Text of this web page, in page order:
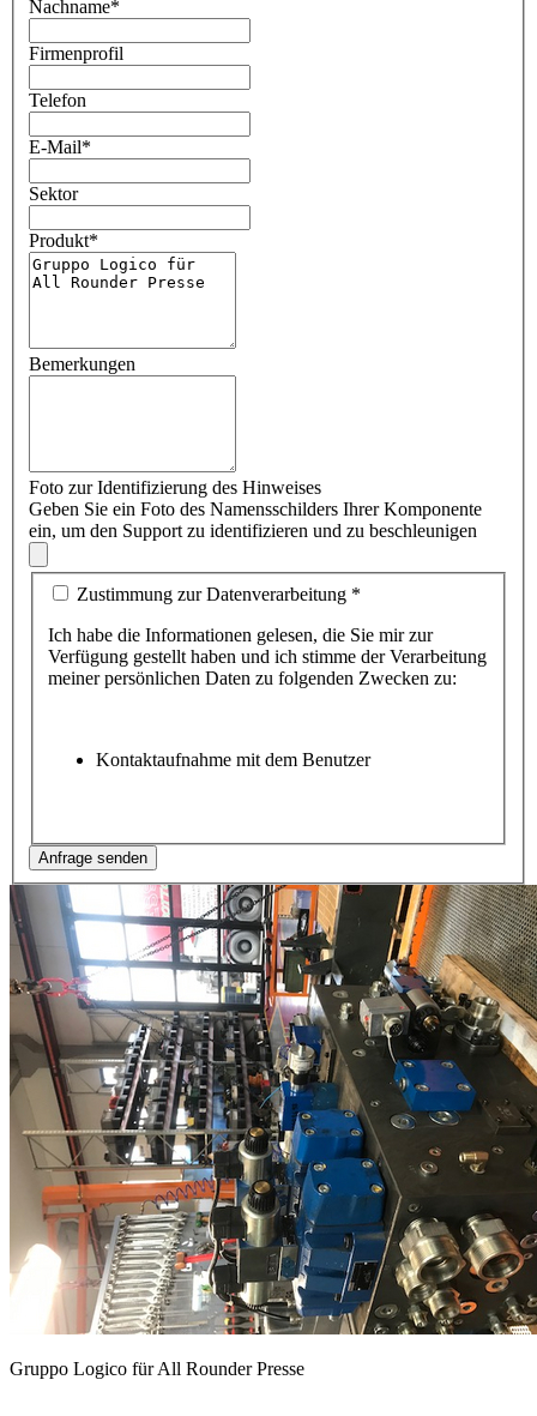
Nachname*
Firmenprofil
Telefon
E-Mail*
Sektor
Produkt*
Bemerkungen
Foto zur Identifizierung des Hinweises
Geben Sie ein Foto des Namensschilders Ihrer Komponente
ein, um den Support zu identifizieren und zu beschleunigen
Zustimmung zur Datenverarbeitung *
Ich habe die Informationen gelesen, die Sie mir zur
Verfügung gestellt haben und ich stimme der Verarbeitung
meiner persönlichen Daten zu folgenden Zwecken zu:
Kontaktaufnahme mit dem Benutzer
Gruppo Logico für All Rounder Presse